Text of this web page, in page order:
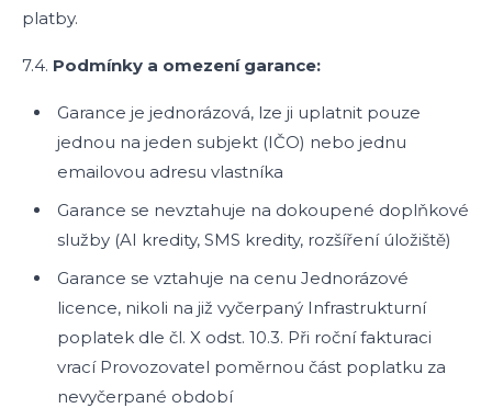
platby.
7.4. Podmínky a omezení garance:
Garance je jednorázová, lze ji uplatnit pouze
jednou na jeden subjekt (IČO) nebo jednu
emailovou adresu vlastníka
Garance se nevztahuje na dokoupené doplňkové
služby (AI kredity, SMS kredity, rozšíření úložiště)
Garance se vztahuje na cenu Jednorázové
licence, nikoli na již vyčerpaný Infrastrukturní
poplatek dle čl. X odst. 10.3. Při roční fakturaci
vrací Provozovatel poměrnou část poplatku za
nevyčerpané období